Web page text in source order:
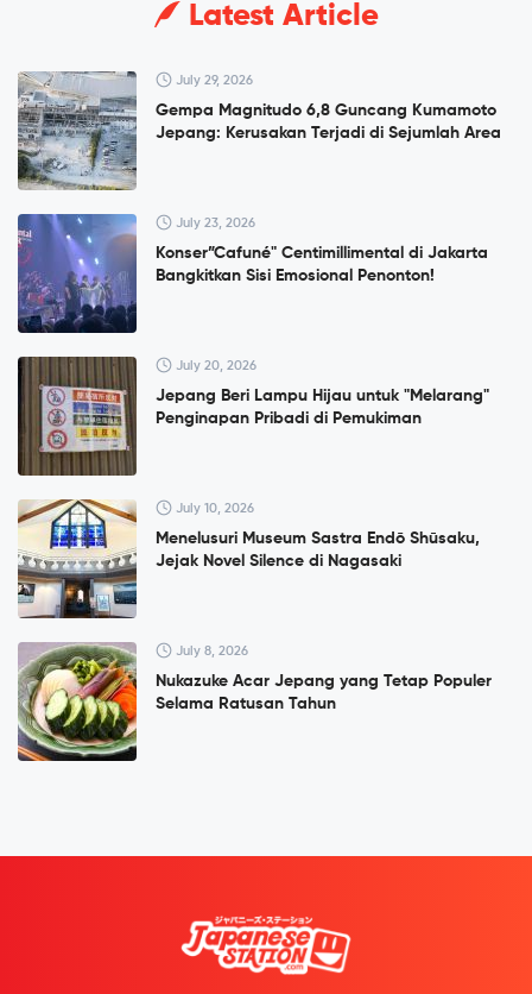
Latest Article
July 29, 2026
Gempa Magnitudo 6,8 Guncang Kumamoto
Jepang: Kerusakan Terjadi di Sejumlah Area
July 23, 2026
Konser”Cafuné" Centimillimental di Jakarta
Bangkitkan Sisi Emosional Penonton!
July 20, 2026
Jepang Beri Lampu Hijau untuk "Melarang"
Penginapan Pribadi di Pemukiman
July 10, 2026
Menelusuri Museum Sastra Endō Shūsaku,
Jejak Novel Silence di Nagasaki
July 8, 2026
Nukazuke Acar Jepang yang Tetap Populer
Selama Ratusan Tahun